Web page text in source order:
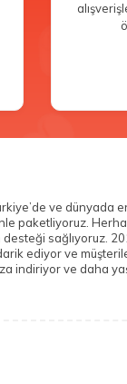
ve dünyada
paketliyoruz.
sağlıyoruz.
ediyor ve
indiriyor ve daha